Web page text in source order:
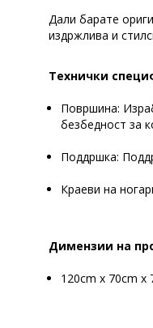
Дали барате
издржлива и
Технички
Површина:
безбедност за
Поддршка:
Краеви на
Димензии на
120cm x 70cm x